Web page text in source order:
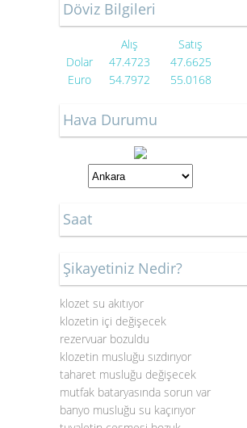
Döviz Bilgileri
Alış
Satış
Dolar
47.4723
47.6625
Euro
54.7972 55.0168
Hava Durumu
Saat
Şikayetiniz Nedir?
klozet su akıtıyor
klozetin içi değişecek
rezervuar bozuldu
klozetin musluğu sızdırıyor
taharet musluğu değişecek
mutfak bataryasında sorun var
banyo musluğu su kaçırıyor